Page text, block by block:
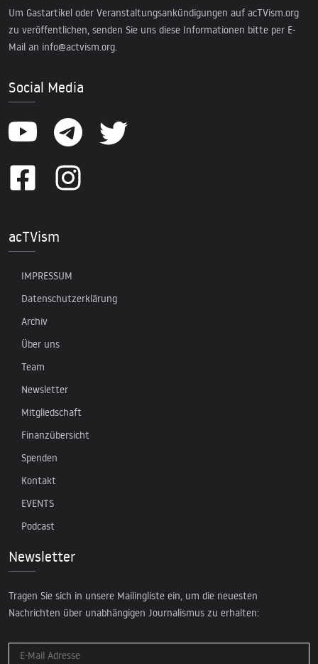
Um Gastartikel oder Veranstaltungsankündigungen auf acTVism.org
zu veröffentlichen, senden Sie uns diese Informationen bitte per E-
Mail an info@actvism.org.
Social Media
acTVism
IMPRESSUM
Datenschutzerklärung
Archiv
Über uns
Team
Newsletter
Mitgliedschaft
Finanzübersicht
Spenden
Kontakt
EVENTS
Podcast
Newsletter
Tragen Sie sich in unsere Mailingliste ein, um die neuesten
Nachrichten über unabhängigen Journalismus zu erhalten: